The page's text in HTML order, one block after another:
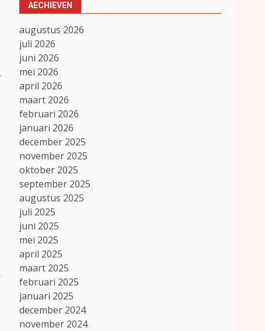
AECHIEVEN
augustus 2026
juli 2026
juni 2026
mei 2026
april 2026
maart 2026
februari 2026
januari 2026
december 2025
november 2025
oktober 2025
september 2025
augustus 2025
juli 2025
juni 2025
mei 2025
april 2025
maart 2025
februari 2025
januari 2025
december 2024
november 2024